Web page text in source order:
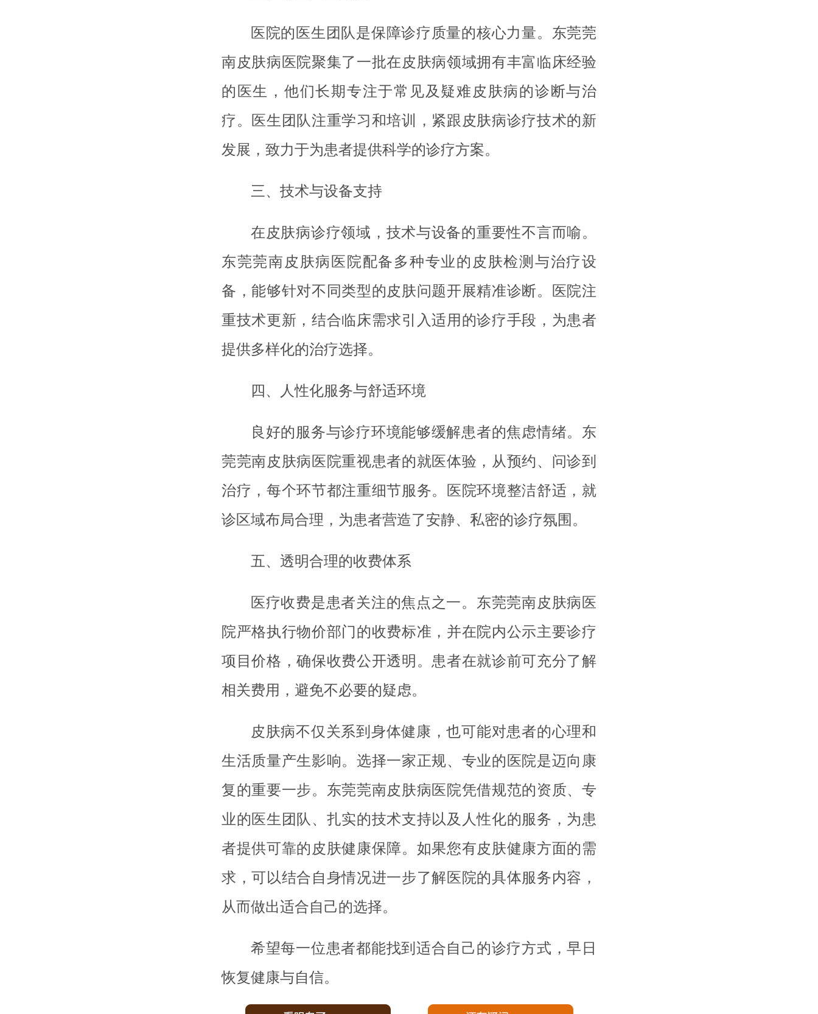
医院的医生团队是保障诊疗质量的核心力量。东莞莞
南皮肤病医院聚集了一批在皮肤病领域拥有丰富临床经验
的医生，他们长期专注于常见及疑难皮肤病的诊断与治
疗。医生团队注重学习和培训，紧跟皮肤病诊疗技术的新
发展，致力于为患者提供科学的诊疗方案。
三、技术与设备支持
在皮肤病诊疗领域，技术与设备的重要性不言而喻。
东莞莞南皮肤病医院配备多种专业的皮肤检测与治疗设
备，能够针对不同类型的皮肤问题开展精准诊断。医院注
重技术更新，结合临床需求引入适用的诊疗手段，为患者
提供多样化的治疗选择。
四、人性化服务与舒适环境
良好的服务与诊疗环境能够缓解患者的焦虑情绪。东
莞莞南皮肤病医院重视患者的就医体验，从预约、问诊到
治疗，每个环节都注重细节服务。医院环境整洁舒适，就
诊区域布局合理，为患者营造了安静、私密的诊疗氛围。
五、透明合理的收费体系
医疗收费是患者关注的焦点之一。东莞莞南皮肤病医
院严格执行物价部门的收费标准，并在院内公示主要诊疗
项目价格，确保收费公开透明。患者在就诊前可充分了解
相关费用，避免不必要的疑虑。
皮肤病不仅关系到身体健康，也可能对患者的心理和
生活质量产生影响。选择一家正规、专业的医院是迈向康
复的重要一步。东莞莞南皮肤病医院凭借规范的资质、专
业的医生团队、扎实的技术支持以及人性化的服务，为患
者提供可靠的皮肤健康保障。如果您有皮肤健康方面的需
求，可以结合自身情况进一步了解医院的具体服务内容，
从而做出适合自己的选择。
希望每一位患者都能找到适合自己的诊疗方式，早日
恢复健康与自信。